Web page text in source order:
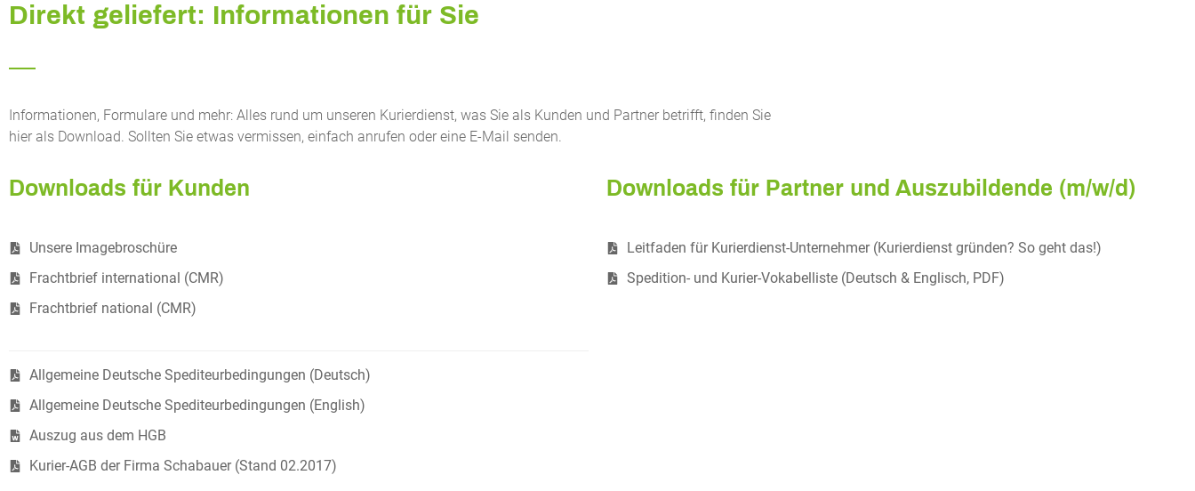
Direkt geliefert: Informationen für Sie
Informationen, Formulare und mehr: Alles rund um unseren Kurierdienst, was Sie als Kunden und Partner betrifft, finden Sie
hier als Download. Sollten Sie etwas vermissen, einfach anrufen oder eine E-Mail senden.
Downloads für Kunden
Unsere Imagebroschüre
Frachtbrief international (CMR)
Frachtbrief national (CMR)
Allgemeine Deutsche Spediteurbedingungen (Deutsch)
Allgemeine Deutsche Spediteurbedingungen (English)
Auszug aus dem HGB
Kurier-AGB der Firma Schabauer (Stand 02.2017)
Downloads für Partner und Auszubildende (m/w/d)
Leitfaden für Kurierdienst-Unternehmer (Kurierdienst gründen? So geht das!)
Spedition- und Kurier-Vokabelliste (Deutsch & Englisch, PDF)